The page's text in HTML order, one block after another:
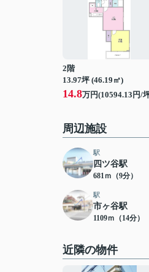
2階
13.97坪 (46.19㎡)
14.8万円(10594.13円/
周辺施設
駅
四ツ谷駅
681ｍ（9分）
駅
市ヶ谷駅
1109ｍ（14分）
近隣の物件